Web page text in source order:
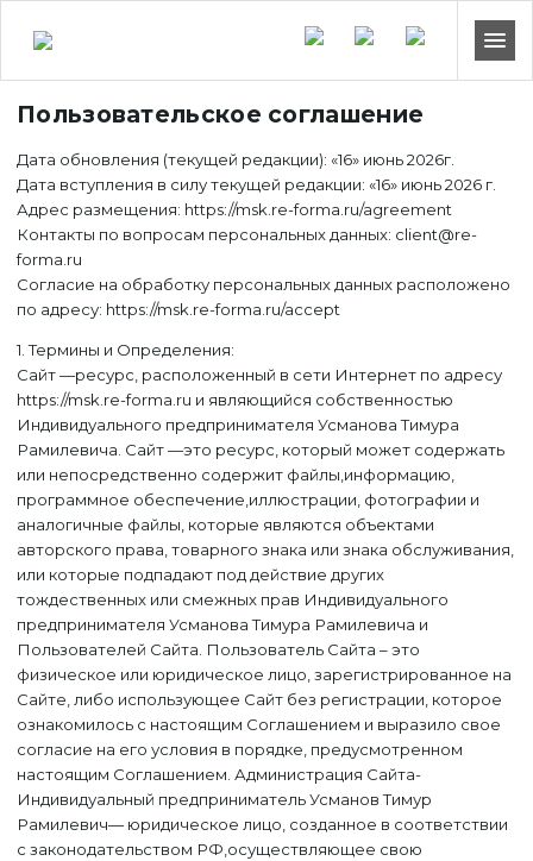
Пользовательское соглашение
Дата обновления (текущей редакции): «16» июнь 2026г.
Дата вступления в силу текущей редакции: «16» июнь 2026 г.
Адрес размещения: https://msk.re-forma.ru/agreement
Контакты по вопросам персональных данных: client@re-
forma.ru
Согласие на обработку персональных данных расположено
по адресу: https://msk.re-forma.ru/accept
1. Термины и Определения:
Сайт —ресурс, расположенный в сети Интернет по адресу
https://msk.re-forma.ru и являющийся собственностью
Индивидуального предпринимателя Усманова Тимура
Рамилевича. Сайт —это ресурс, который может содержать
или непосредственно содержит файлы,информацию,
программное обеспечение,иллюстрации, фотографии и
аналогичные файлы, которые являются объектами
авторского права, товарного знака или знака обслуживания,
или которые подпадают под действие других
тождественных или смежных прав Индивидуального
предпринимателя Усманова Тимура Рамилевича и
Пользователей Сайта. Пользователь Сайта – это
физическое или юридическое лицо, зарегистрированное на
Сайте, либо использующее Сайт без регистрации, которое
ознакомилось с настоящим Соглашением и выразило свое
согласие на его условия в порядке, предусмотренном
настоящим Соглашением. Администрация Сайта-
Индивидуальный предприниматель Усманов Тимур
Рамилевич— юридическое лицо, созданное в соответствии
с законодательством РФ,осуществляющее свою